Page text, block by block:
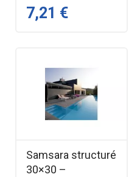
7,21 €
Samsara structuré
30×30 –